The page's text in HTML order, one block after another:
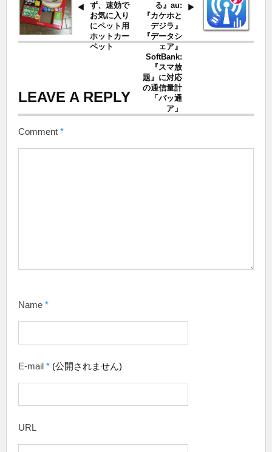
ず、速効で
お気に入り
にペット用
ホットカー
ペット
る』au:
『カケホと
デジラ』
『データシ
ェア』
SoftBank:
『スマ放
題』に対応
の通信量計
「バッ通
ア」
LEAVE A REPLY
Comment *
Name *
E-mail * (公開されません)
URL